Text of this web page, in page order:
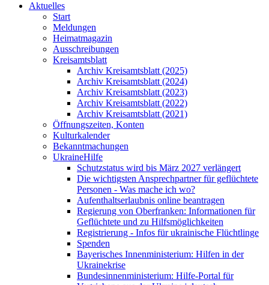
Aktuelles
Start
Meldungen
Heimatmagazin
Ausschreibungen
Kreisamtsblatt
Archiv Kreisamtsblatt (2025)
Archiv Kreisamtsblatt (2024)
Archiv Kreisamtsblatt (2023)
Archiv Kreisamtsblatt (2022)
Archiv Kreisamtsblatt (2021)
Öffnungszeiten, Konten
Kulturkalender
Bekanntmachungen
UkraineHilfe
Schutzstatus wird bis März 2027 verlängert
Die wichtigsten Ansprechpartner für geflüchtete
Personen - Was mache ich wo?
Aufenthaltserlaubnis online beantragen
Regierung von Oberfranken: Informationen für
Geflüchtete und zu Hilfsmöglichkeiten
Registrierung - Infos für ukrainische Flüchtlinge
Spenden
Bayerisches Innenministerium: Hilfen in der
Ukrainekrise
Bundesinnenministerium: Hilfe-Portal für